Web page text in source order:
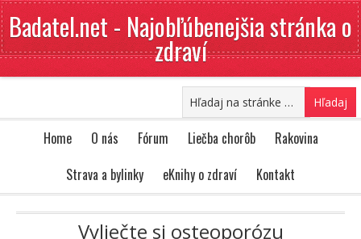
Badatel.net - Najobľúbenejšia stránka o
zdraví
Home O nás Fórum Liečba chorôb
Rakovina
Strava a bylinky
eKnihy o zdraví Kontakt
Vyliečte si osteoporózu